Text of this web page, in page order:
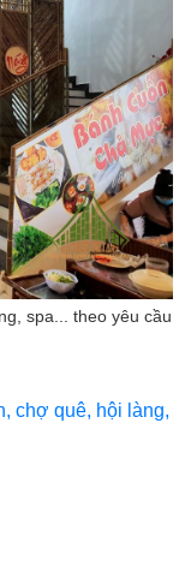
spa... theo yêu cầu